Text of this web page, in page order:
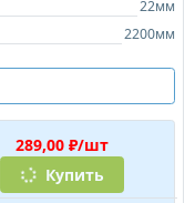
22мм
2200мм
289,00 ₽/шт
Купить